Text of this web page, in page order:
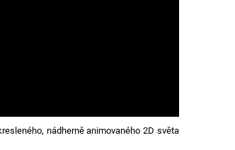
nádherně animovaného 2D světa